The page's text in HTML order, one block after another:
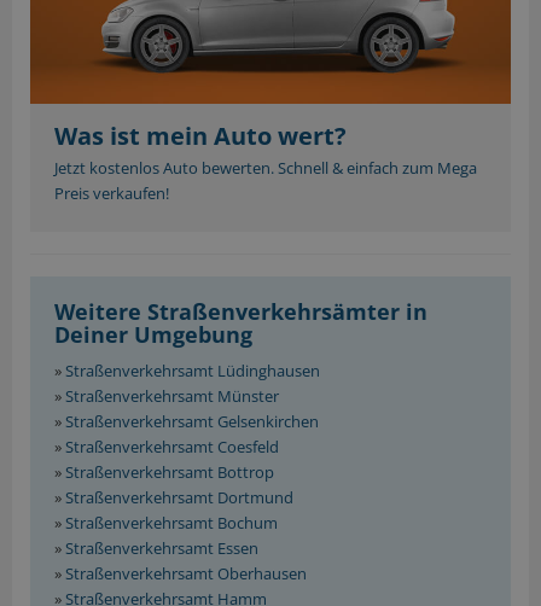
Was ist mein Auto wert?
Jetzt kostenlos Auto bewerten. Schnell & einfach zum Mega
Preis verkaufen!
Weitere Straßenverkehrsämter in
Deiner Umgebung
» Straßenverkehrsamt Lüdinghausen
» Straßenverkehrsamt Münster
» Straßenverkehrsamt Gelsenkirchen
» Straßenverkehrsamt Coesfeld
» Straßenverkehrsamt Bottrop
» Straßenverkehrsamt Dortmund
» Straßenverkehrsamt Bochum
» Straßenverkehrsamt Essen
» Straßenverkehrsamt Oberhausen
» Straßenverkehrsamt Hamm